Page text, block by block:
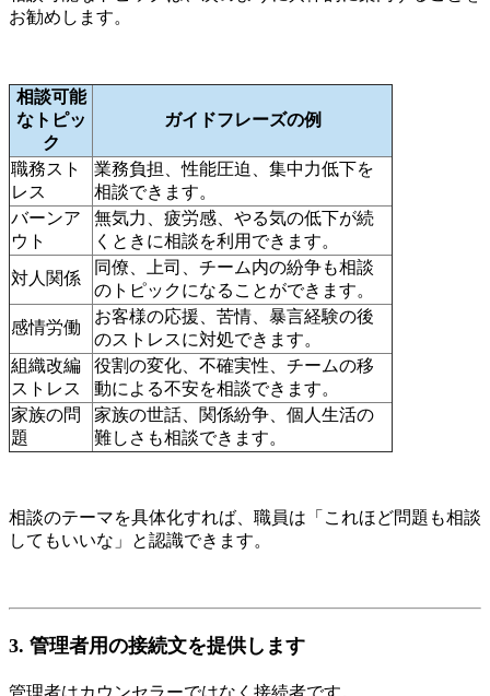
お勧めします。
相談可能
なトピッ
ク
ガイドフレーズの例
職務スト
レス
業務負担、性能圧迫、集中力低下を
相談できます。
バーンア
ウト
無気力、疲労感、やる気の低下が続
くときに相談を利用できます。
対人関係
同僚、上司、チーム内の紛争も相談
のトピックになることができます。
感情労働
お客様の応援、苦情、暴言経験の後
のストレスに対処できます。
組織改編
ストレス
役割の変化、不確実性、チームの移
動による不安を相談できます。
家族の問
題
家族の世話、関係紛争、個人生活の
難しさも相談できます。
相談のテーマを具体化すれば、職員は「これほど問題も相談
してもいいな」と認識できます。
3. 管理者用の接続文を提供します
管理者はカウンセラーではなく接続者です。